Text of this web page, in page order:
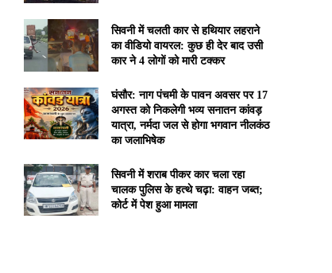
सिवनी में चलती कार से हथियार लहराने
का वीडियो वायरल: कुछ ही देर बाद उसी
कार ने 4 लोगों को मारी टक्कर
घंसौर: नाग पंचमी के पावन अवसर पर 17
अगस्त को निकलेगी भव्य सनातन कांवड़
यात्रा, नर्मदा जल से होगा भगवान नीलकंठ
का जलाभिषेक
सिवनी में शराब पीकर कार चला रहा
चालक पुलिस के हत्थे चढ़ा: वाहन जब्त;
कोर्ट में पेश हुआ मामला